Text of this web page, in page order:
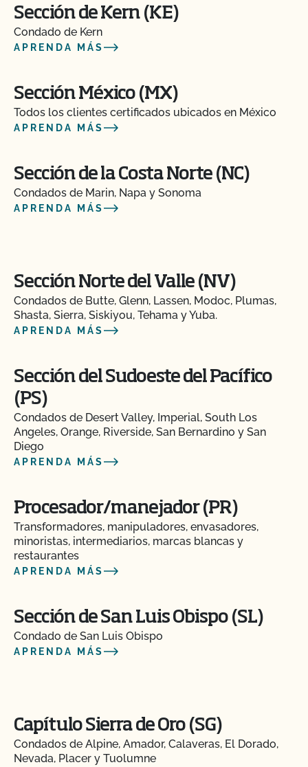
Sección de Kern (KE)
Condado de Kern
APRENDA MÁS
Sección México (MX)
Todos los clientes certificados ubicados en México
APRENDA MÁS
Sección de la Costa Norte (NC)
Condados de Marin, Napa y Sonoma
APRENDA MÁS
Sección Norte del Valle (NV)
Condados de Butte, Glenn, Lassen, Modoc, Plumas,
Shasta, Sierra, Siskiyou, Tehama y Yuba.
APRENDA MÁS
Sección del Sudoeste del Pacífico
(PS)
Condados de Desert Valley, Imperial, South Los
Angeles, Orange, Riverside, San Bernardino y San
Diego
APRENDA MÁS
Procesador/manejador (PR)
Transformadores, manipuladores, envasadores,
minoristas, intermediarios, marcas blancas y
restaurantes
APRENDA MÁS
Sección de San Luis Obispo (SL)
Condado de San Luis Obispo
APRENDA MÁS
Capítulo Sierra de Oro (SG)
Condados de Alpine, Amador, Calaveras, El Dorado,
Nevada, Placer y Tuolumne